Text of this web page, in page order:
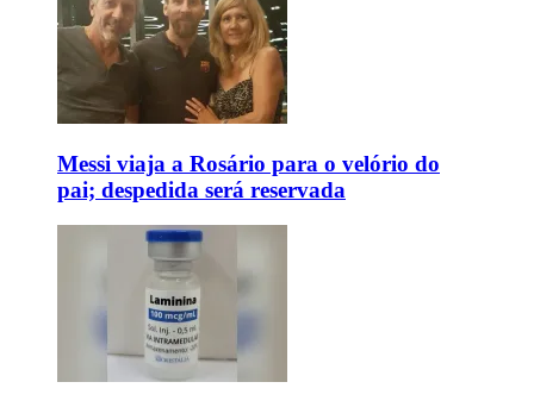
Messi viaja a Rosário para o velório do
pai; despedida será reservada